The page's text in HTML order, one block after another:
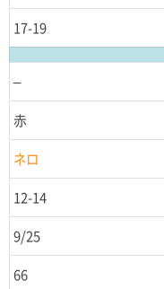
17-19
–
赤
ネロ
12-14
9/25
66